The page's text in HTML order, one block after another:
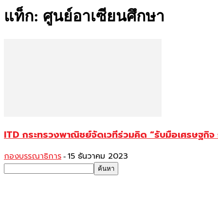
แท็ก: ศูนย์อาเซียนศึกษา
ITD กระทรวงพาณิชย์จัดเวทีร่วมคิด “รับมือเศรษฐกิจ
กองบรรณาธิการ - 15 ธันวาคม 2023